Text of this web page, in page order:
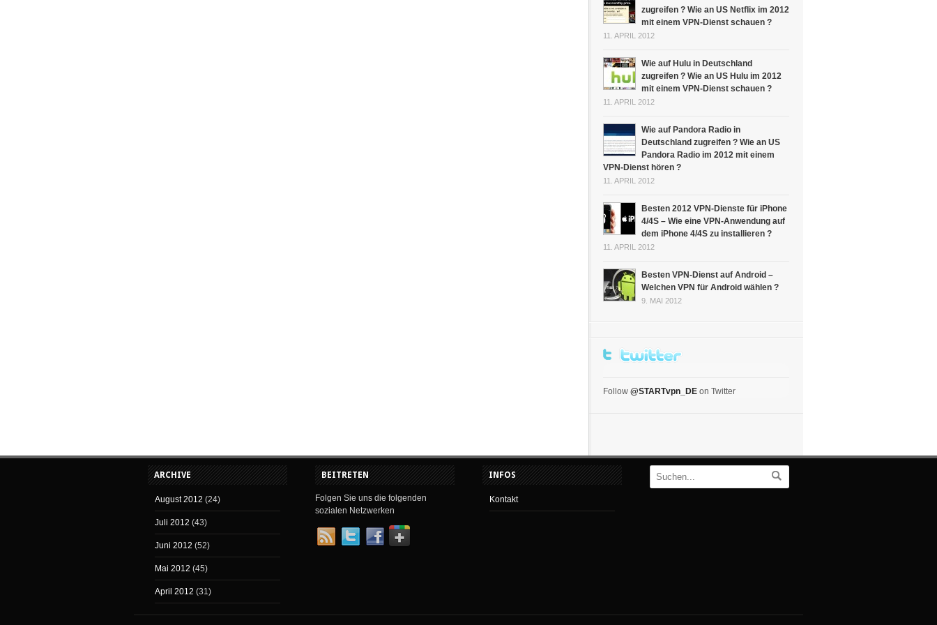
zugreifen ? Wie an US Netflix im 2012
mit einem VPN-Dienst schauen ?
11. APRIL 2012
Wie auf Hulu in Deutschland
zugreifen ? Wie an US Hulu im 2012
mit einem VPN-Dienst schauen ?
11. APRIL 2012
Wie auf Pandora Radio in
Deutschland zugreifen ? Wie an US
Pandora Radio im 2012 mit einem
VPN-Dienst hören ?
11. APRIL 2012
Besten 2012 VPN-Dienste für iPhone
4/4S – Wie eine VPN-Anwendung auf
dem iPhone 4/4S zu installieren ?
11. APRIL 2012
Besten VPN-Dienst auf Android –
Welchen VPN für Android wählen ?
9. MAI 2012
Follow @STARTvpn_DE on Twitter
ARCHIVE
August 2012 (24)
Juli 2012 (43)
Juni 2012 (52)
Mai 2012 (45)
April 2012 (31)
BEITRETEN
Folgen Sie uns die folgenden
sozialen Netzwerken
INFOS
Kontakt